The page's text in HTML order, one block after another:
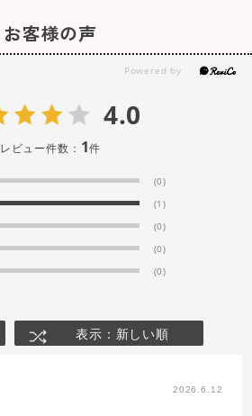
お客様の声
4.0
レビュー件数： 1件
(0)
(1)
(0)
(0)
(0)
表示：新しい順
2026.6.12